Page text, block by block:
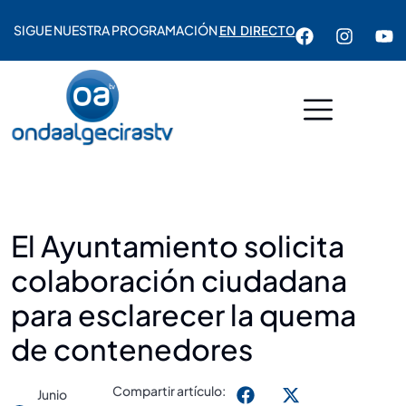
SIGUE NUESTRA PROGRAMACIÓNEN DIRECTO
El Ayuntamiento solicita
colaboración ciudadana
para esclarecer la quema
de contenedores
Junio
Compartir artículo: